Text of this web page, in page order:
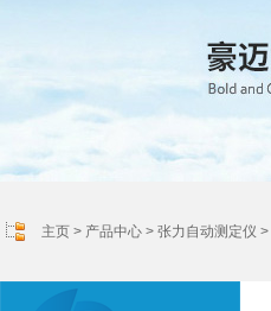
主页 > 产品中心 > 张力自动测定仪 >